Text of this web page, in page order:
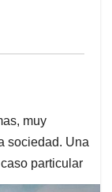
muy
sociedad. Una
particular